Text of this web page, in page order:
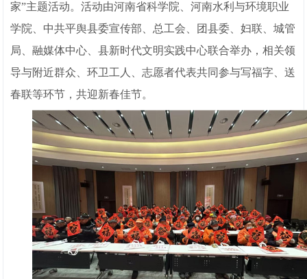
家”主题活动。活动由河南省科学院、河南水利与环境职业
学院、中共平舆县委宣传部、总工会、团县委、妇联、城管
局、融媒体中心、县新时代文明实践中心联合举办，相关领
导与附近群众、环卫工人、志愿者代表共同参与写福字、送
春联等环节，共迎新春佳节。